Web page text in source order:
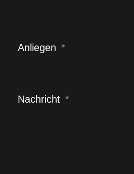
Anliegen
Nachricht